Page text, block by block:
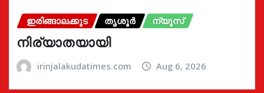
ഇരിങ്ങാലക്കുട തൃശൂർ ന്യൂസ്
നിര്യാതയായി
irinjalakudatimes.com Aug 6, 2026